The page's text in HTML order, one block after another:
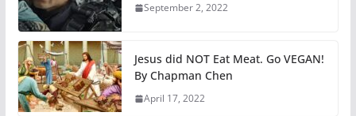
September 2, 2022
Jesus did NOT Eat Meat. Go VEGAN!
By Chapman Chen
April 17, 2022